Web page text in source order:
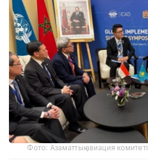
Фото: Азаматтық авиация комитеті